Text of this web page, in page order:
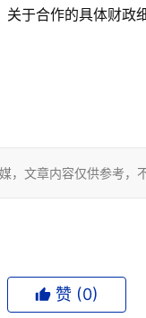
关于合作的具体财政
，文章内容仅供参考，
赞 (0)